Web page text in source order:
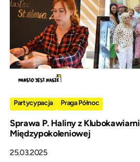
Partycypacja Praga Północ
Sprawa P. Haliny z Klubokawiarni
Międzypokoleniowej
25.03.2025